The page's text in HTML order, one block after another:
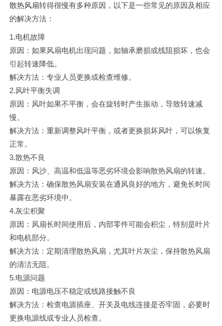
散热风扇转得很慢有多种原因，以下是一些常见的原因及相应
的解决方法：
1.电机故障
原因：如果风扇电机出现问题，如轴承磨损或线阻损坏，也会
引起转速降低。
解决方法：专业人员更换或检查维修。
2.风叶平衡失调
原因：风叶如果不平衡，会在旋转时产生振动，导致转速减
慢。
解决方法：重新调整风叶平衡，或者更换损坏风叶，可以恢复
正常。
3.散热不良
原因：风沙、高温和低温等恶劣环境会影响散热风扇的转速。
解决方法：确保散热风扇安装在通风良好的地方，避免长时间
暴露在恶劣环境中。
4.灰尘积聚
原因：风扇长时间使用后，内部零件可能会积尘，特别是叶片
和电机部分。
解决方法：定期清理散热风扇，尤其叶片灰尘，保持散热风扇
的清洁无阻。
5.电源问题
原因：电源电压不稳定或线路接触不良
解决方法：检查电源插座、开关及电线连接是否牢固，必要时
更换电源线或专业人员检查。